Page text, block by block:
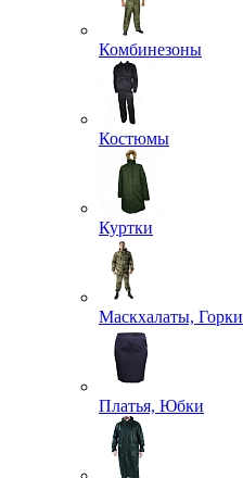
Комбинезоны
Костюмы
Куртки
Маскхалаты, Горки
Платья, Юбки